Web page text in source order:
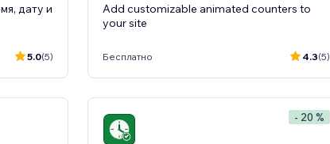
дату и
5.0(5)
Add customizable animated counters to
your site
Бесплатно 4.3(5)
- 20 %